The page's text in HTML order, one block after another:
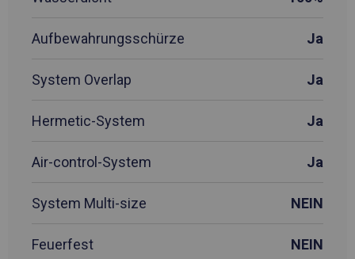
Aufbewahrungsschürze Ja
System Overlap Ja
Hermetic-System Ja
Air-control-System Ja
System Multi-size NEIN
Feuerfest NEIN